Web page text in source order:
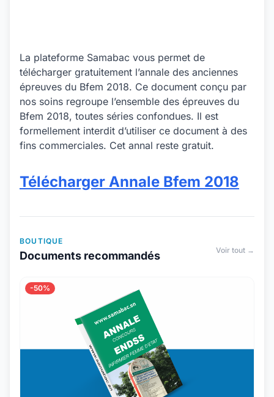
La plateforme Samabac vous permet de
télécharger gratuitement l’annale des anciennes
épreuves du Bfem 2018. Ce document conçu par
nos soins regroupe l’ensemble des épreuves du
Bfem 2018, toutes séries confondues. Il est
formellement interdit d’utiliser ce document à des
fins commerciales. Cet annal reste gratuit.
Télécharger Annale Bfem 2018
BOUTIQUE
Documents recommandés Voir tout →
-50%